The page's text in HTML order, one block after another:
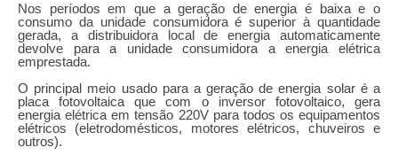
Nos períodos em que a geração de energia é baixa e o
consumo da unidade consumidora é superior à quantidade
gerada, a distribuidora local de energia automaticamente
devolve para a unidade consumidora a energia elétrica
emprestada.
O principal meio usado para a geração de energia solar é a
placa fotovoltaica que com o inversor fotovoltaico, gera
energia elétrica em tensão 220V para todos os equipamentos
elétricos (eletrodomésticos, motores elétricos, chuveiros e
outros).